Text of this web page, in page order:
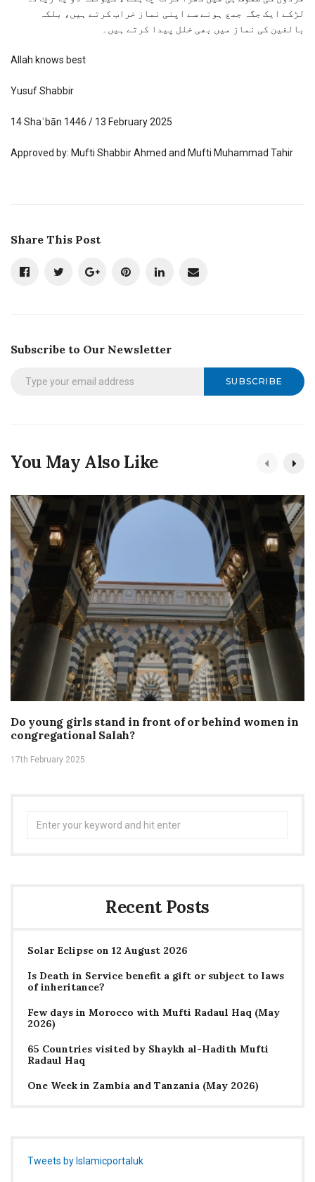
لڑکے ایک جگہ جمع ہونے سے اپنی نماز خراب کرتے ہیں، بلکہ
بالغین کی نماز میں بھی خلل پیدا کرتے ہیں۔
Allah knows best
Yusuf Shabbir
14 Shaʿbān 1446 / 13 February 2025
Approved by: Mufti Shabbir Ahmed and Mufti Muhammad Tahir
Share This Post
Subscribe to Our Newsletter
SUBSCRIBE
You May Also Like
Do young girls stand in front of or behind women in
congregational Salah?
17th February 2025
Recent Posts
Solar Eclipse on 12 August 2026
Is Death in Service benefit a gift or subject to laws
of inheritance?
Few days in Morocco with Mufti Radaul Haq (May
2026)
65 Countries visited by Shaykh al-Hadith Mufti
Radaul Haq
One Week in Zambia and Tanzania (May 2026)
Tweets by Islamicportaluk